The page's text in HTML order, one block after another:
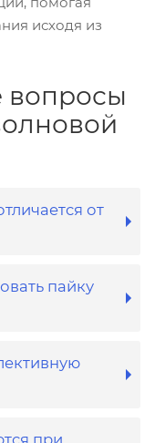
исходя из
вопросы
от
пайку
при